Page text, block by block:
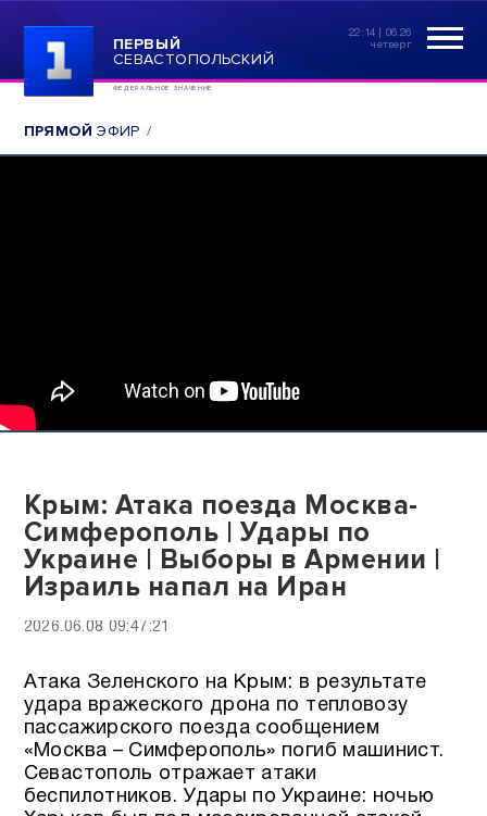
ПЕРВЫЙ
СЕВАСТОПОЛЬСКИЙ
ФЕДЕРАЛЬНОЕ ЗНАЧЕНИЕ
22:14 | 06.26
четверг
ПРЯМОЙ ЭФИР
Крым: Атака поезда Москва-
Симферополь | Удары по
Украине | Выборы в Армении |
Израиль напал на Иран
2026.06.08 09:47:21
Атака Зеленского на Крым: в результате
удара вражеского дрона по тепловозу
пассажирского поезда сообщением
«Москва – Симферополь» погиб машинист.
Севастополь отражает атаки
беспилотников. Удары по Украине: ночью